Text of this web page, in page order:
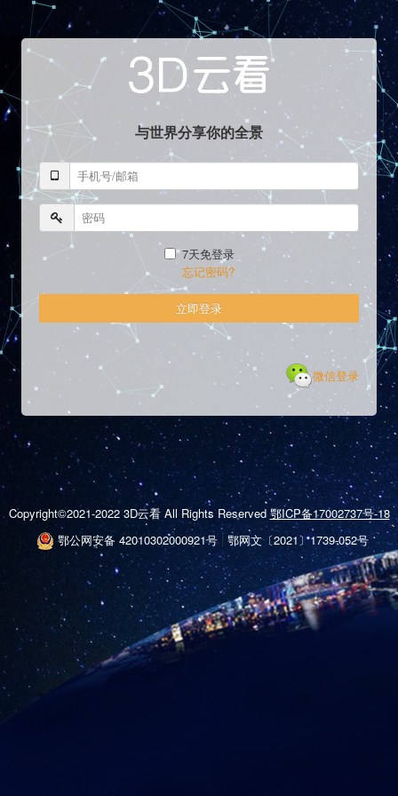
与世界分享你的全景
7天免登录
忘记密码?
立即登录
微信登录
Copyright©2021-2022 3D云看 All Rights Reserved 鄂ICP备17002737号-18
鄂公网安备 42010302000921号| 鄂网文〔2021〕1739-052号